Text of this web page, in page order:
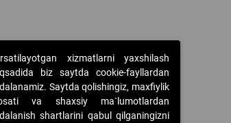
xizmatlarni yaxshilash
biz saytda cookie-fayllardan
Saytda qolishingiz, maxfiylik
va shaxsiy ma`lumotlardan
shartlarini qabul qilganingizni